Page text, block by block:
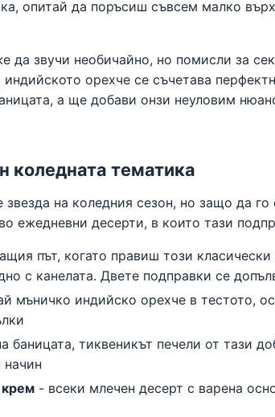
опитай да поръсиш съвсем малко
да звучи необичайно, но помисли за
индийското орехче се съчетава
а ще добави онзи неуловим
коледната тематика
на коледния сезон, но защо да
ежедневни десерти, в които тази
път, когато правиш този
с канелата. Двете подправки се
мъничко индийско орехче в тестото,
баницата, тиквеникът печели от тази
начин
- всеки млечен десерт с варена